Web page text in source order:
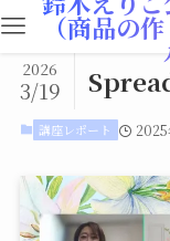
（商品の
2026
3/19
講座レポート